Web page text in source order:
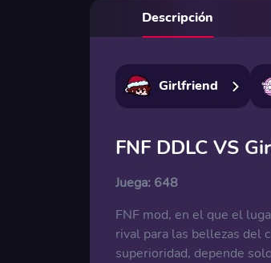
Descripción
Girlfriend
FNF DDLC VS
Juega: 648
FNF mod, en el que el
rival para las bellezas del
superioridad, depende